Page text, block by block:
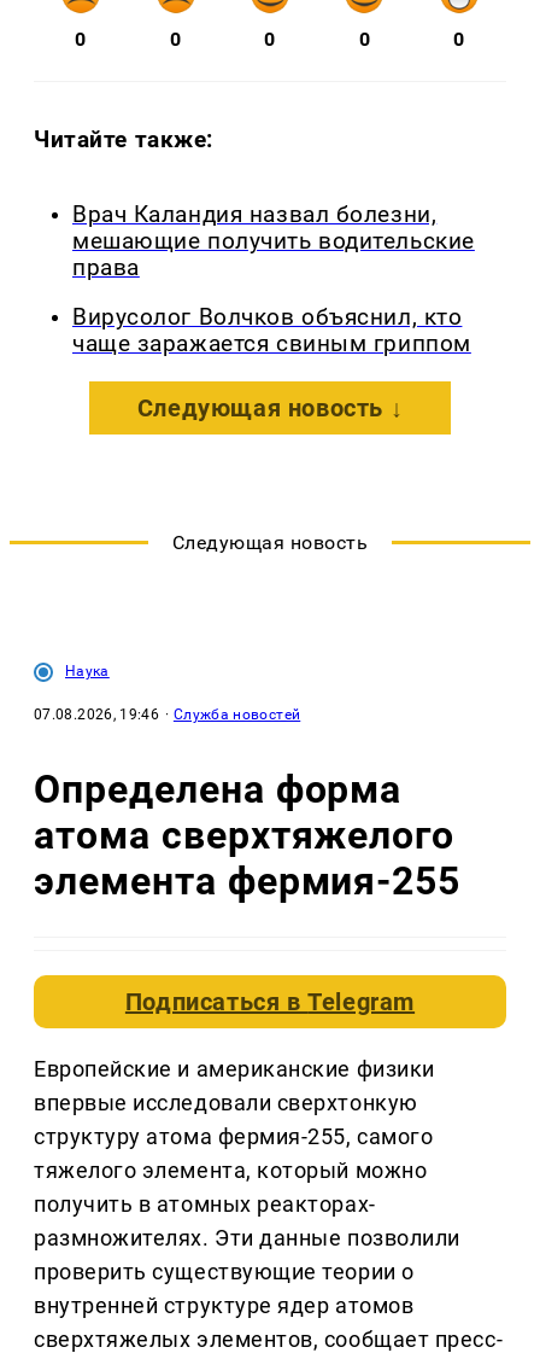
0 0 0 0 0
Читайте также:
Врач Каландия назвал болезни,
мешающие получить водительские
права
Вирусолог Волчков объяснил, кто
чаще заражается свиным гриппом
Следующая новость ↓
Следующая новость
Наука
07.08.2026, 19:46 · Служба новостей
Определена форма
атома сверхтяжелого
элемента фермия-255
Подписаться вTelegram
Европейские и американские физики
впервые исследовали сверхтонкую
структуру атома фермия-255, самого
тяжелого элемента, который можно
получить в атомных реакторах-
размножителях. Эти данные позволили
проверить существующие теории о
внутренней структуре ядер атомов
сверхтяжелых элементов, сообщает пресс-